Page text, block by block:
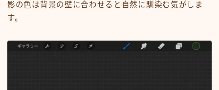
影の色は背景の壁に合わせると自然に馴染む気がしま
す。